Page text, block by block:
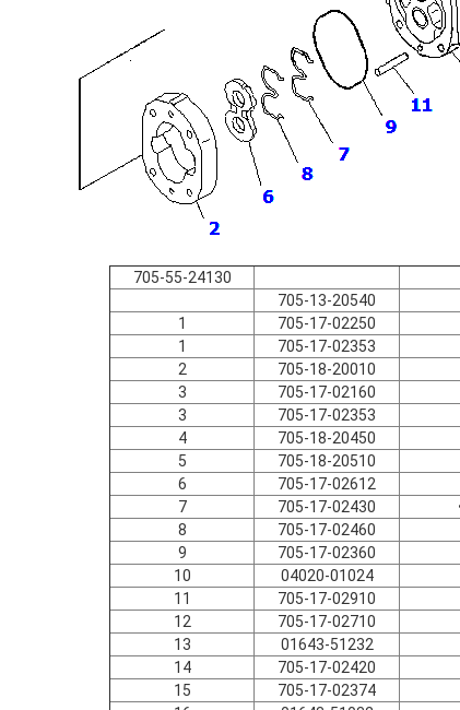
705-55-24130
705-13-20540
1
705-17-02250
1
705-17-02353
2
705-18-20010
3
705-17-02160
3
705-17-02353
4
705-18-20450
5
705-18-20510
6
705-17-02612
7
705-17-02430
8
705-17-02460
9
705-17-02360
10
04020-01024
11
705-17-02910
12
705-17-02710
13
01643-51232
14
705-17-02420
15
705-17-02374